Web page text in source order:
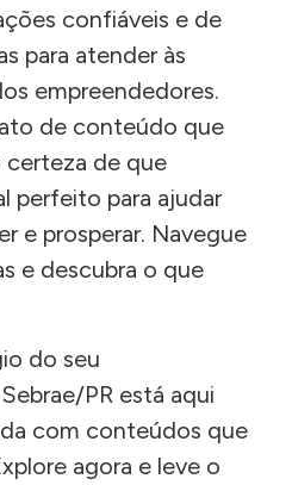
confiáveis e de
para atender às
empreendedores.
de conteúdo que
de que
perfeito para ajudar
e prosperar. Navegue
e descubra o que
do seu
PR está aqui
com conteúdos que
agora e leve o